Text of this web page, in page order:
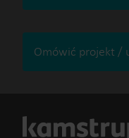
Omówić projekt /